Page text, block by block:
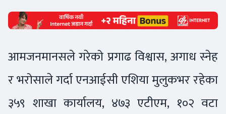
आमजनमानसले गरेको प्रगाढ विश्वास, अगाध स्नेह
र भरोसाले गर्दा एनआईसी एशिया मुलुकभर रहेका
३५९ शाखा कार्यालय, ४७३ एटीएम, १०२ वटा